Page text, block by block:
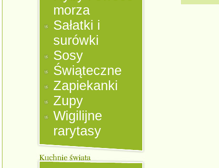
morza
Sałatki i
surówki
Sosy
Świąteczne
Zapiekanki
Zupy
Wigilijne
rarytasy